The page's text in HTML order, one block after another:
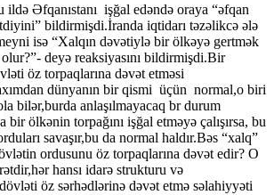
ildə Əfqanıstanı işğal edəndə oraya “əfqan
bildirmişdi.İranda iqtidarı təzəlikcə ələ
isə “Xalqın dəvətiylə bir ölkəyə gertmək
deyə reaksiyasını bildirmişdi.Bir
öz torpaqlarına dəvət etməsi
dünyanın bir qismi üçün normal,o biri
bilər,burda anlaşılmayacaq br durum
ölkənin torpağını işğal etməyə çalışırsa, bu
savaşır,bu da normal haldır.Bəs “xalq”
ordusunu öz torpaqlarına dəvət edir? O
hansı idarə strukturu və
öz sərhədlərinə dəvət etmə səlahiyyəti